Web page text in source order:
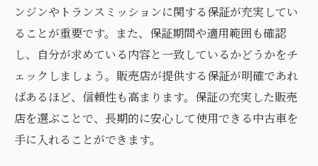
契約内容の細部を再確認する方法
最終試乗で再確認すべきポイント
支払方法とタイミングのチェック
購入後の返品条件を確認する
カスタマイズやオプションの最終確認
購入後のサポート体制の確認
ンジンやトランスミッションに関する保証が充実してい
ることが重要です。また、保証期間や適用範囲も確認
し、自分が求めている内容と一致しているかどうかをチ
ェックしましょう。販売店が提供する保証が明確であれ
ばあるほど、信頼性も高まります。保証の充実した販売
店を選ぶことで、長期的に安心して使用できる中古車を
手に入れることができます。